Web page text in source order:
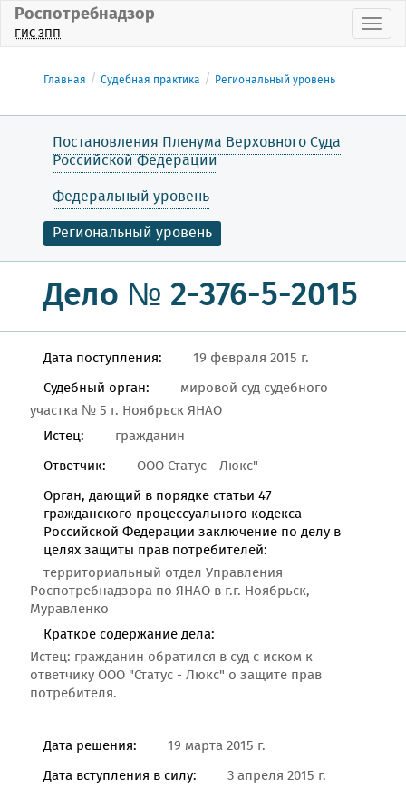
Роспотребнадзор
ГИС ЗПП
Главная Судебная практика Региональный уровень
Постановления Пленума Верховного Суда
Российской Федерации
Федеральный уровень
Региональный уровень
Дело № 2-376-5-2015
Дата поступления:
19 февраля 2015 г.
Судебный орган:
мировой суд судебного
участка № 5 г. Ноябрьск ЯНАО
Истец:
гражданин
Ответчик:
ООО Статус - Люкс"
Орган, дающий в порядке статьи 47
гражданского процессуального кодекса
Российской Федерации заключение по делу в
целях защиты прав потребителей:
территориальный отдел Управления
Роспотребнадзора по ЯНАО в г.г. Ноябрьск,
Муравленко
Краткое содержание дела:
Истец: гражданин обратился в суд с иском к
ответчику ООО "Статус - Люкс" о защите прав
потребителя.
Дата решения:
19 марта 2015 г.
Дата вступления в силу:
3 апреля 2015 г.